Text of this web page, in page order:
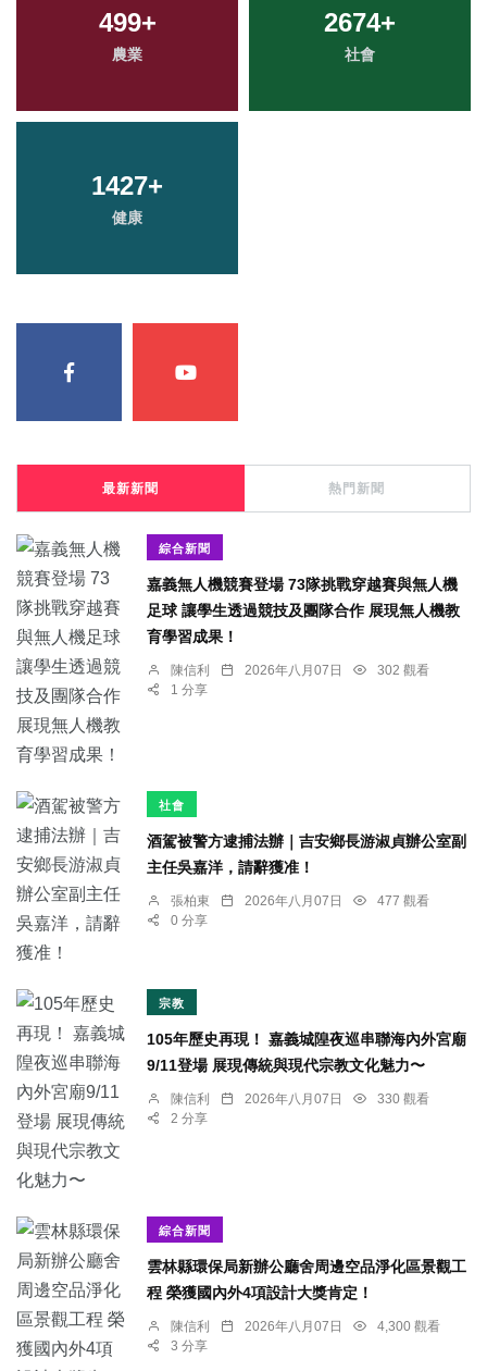
499+
農業
2674+
社會
1427+
健康
最新新聞 熱門新聞
綜合新聞
嘉義無人機競賽登場 73隊挑戰穿越賽與無人機
足球 讓學生透過競技及團隊合作 展現無人機教
育學習成果！
陳信利 2026年八月07日
302 觀看
1 分享
社會
酒駕被警方逮捕法辦｜吉安鄉長游淑貞辦公室副
主任吳嘉洋，請辭獲准！
張柏東 2026年八月07日
477 觀看
0 分享
宗教
105年歷史再現！ 嘉義城隍夜巡串聯海內外宮廟
9/11登場 展現傳統與現代宗教文化魅力〜
陳信利 2026年八月07日
330 觀看
2 分享
綜合新聞
雲林縣環保局新辦公廳舍周邊空品淨化區景觀工
程 榮獲國內外4項設計大獎肯定！
陳信利 2026年八月07日
4,300 觀看
3 分享